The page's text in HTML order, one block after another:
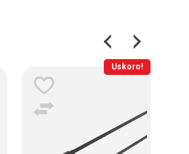
Uskoro!